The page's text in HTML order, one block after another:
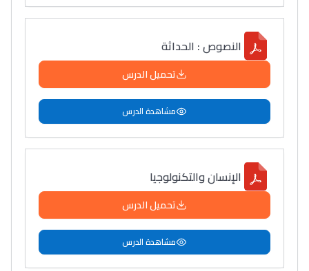
النصوص : الحداثة
تحميل الدرس
مشاهدة الدرس
الإنسان والتكنولوجيا
تحميل الدرس
مشاهدة الدرس